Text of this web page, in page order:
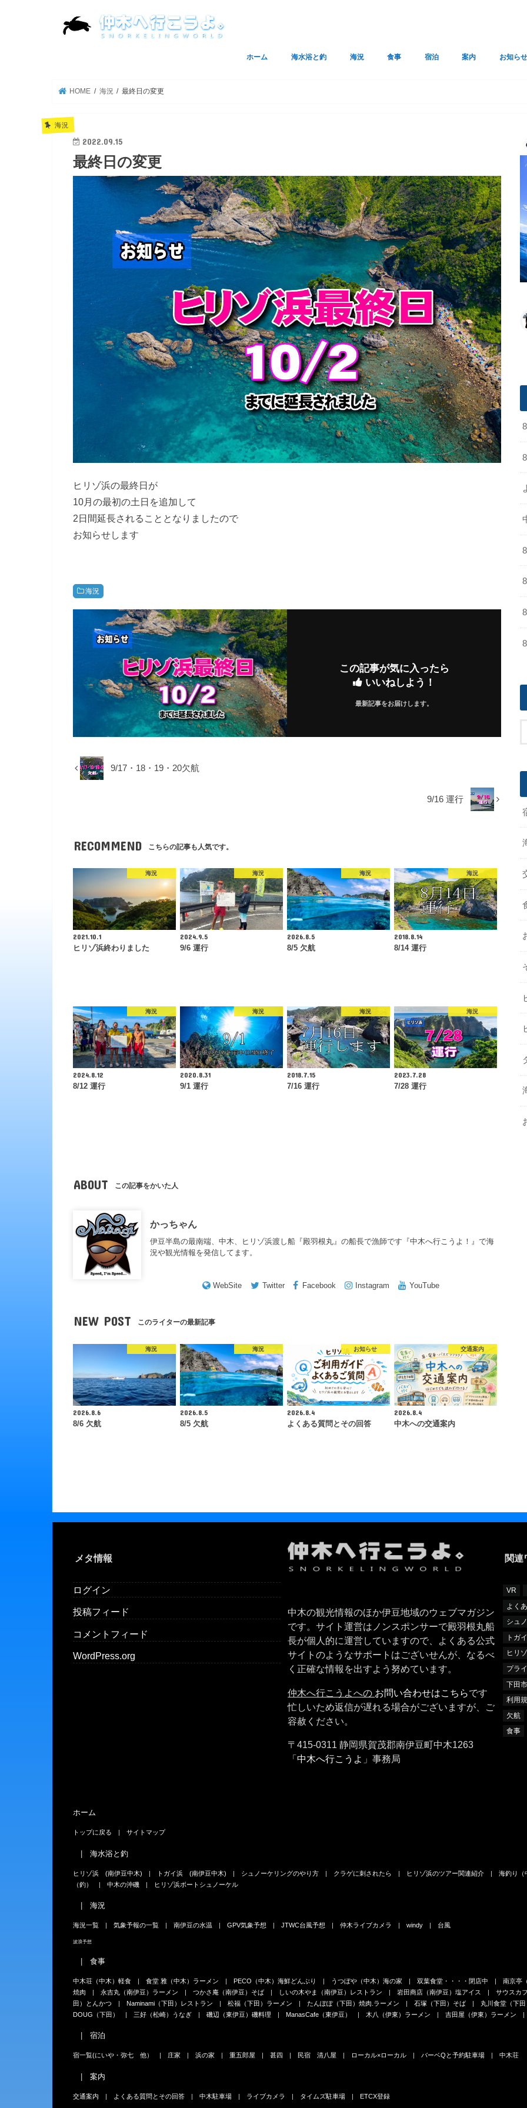
ホーム 海水浴と釣 海況 食事 宿泊 案内 お知らせ
HOME 海況 最終日の変更
海況
2022.09.15
最終日の変更
ヒリゾ浜の最終日が
10月の最初の土日を追加して
2日間延長されることとなりましたので
お知らせします
海況
この記事が気に入ったら
いいねしよう！
最新記事をお届けします。
9/17・18・19・20欠航
9/16 運行
RECOMMEND こちらの記事も人気です。
海況
2021.10.1
ヒリゾ浜終わりました
海況
2024.9.5
9/6 運行
海況
2026.8.5
8/5 欠航
海況
2018.8.14
8/14 運行
海況
2024.8.12
8/12 運行
海況
2020.8.31
9/1 運行
海況
2018.7.15
7/16 運行
海況
2023.7.28
7/28 運行
ABOUT この記事をかいた人
かっちゃん
伊豆半島の最南端、中木、ヒリゾ浜渡し船『殿羽根丸』の船長で漁師です『中木へ行こうよ！』で海
況や観光情報を発信してます。
WebSite Twitter Facebook Instagram YouTube
NEW POST このライターの最新記事
海況
2026.8.6
8/6 欠航
海況
2026.8.5
8/5 欠航
お知らせ
2026.8.4
よくある質問とその回答
交通案内
2026.8.4
中木への交通案内
メタ情報
ログイン
投稿フィード
コメントフィード
WordPress.org
中木の観光情報のほか伊豆地域のウェブマガジン
です。サイト運営はノンスポンサーで殿羽根丸船
長が個人的に運営していますので、よくある公式
サイトのようなサポートはございせんが、なるべ
く正確な情報を出すよう努めています。
仲木へ行こうよへの お問い合わせはこちらです
忙しいため返信が遅れる場合がございますが、ご
容赦ください。
〒415-0311 静岡県賀茂郡南伊豆町中木1263
「中木へ行こうよ 」事務局
関連
VR
よく
シュ
トガ
ヒリ
プラ
下田市
利用
欠航
食事
ホーム
トップに戻る サイトマップ
海水浴と釣
ヒリゾ浜 (南伊豆中木) トガイ浜 (南伊豆中木) シュノーケリングのやり方 クラゲに刺されたら ヒリゾ浜のツアー関連紹介
海釣り（
（釣）
中木の沖磯 ヒリゾ浜ボートシュノーケル
海況
海況一覧 気象予報の一覧 南伊豆の水温 GPV気象予想 JTWC台風予想 仲木ライブカメラ windy 台風
波浪予想
食事
中木荘（中木）軽食 食堂 雅（中木）ラーメン PECO（中木）海鮮どんぶり うつぼや（中木）海の家 双葉食堂・・・・閉店中
南京亭
焼肉
永吉丸（南伊豆）ラーメン つかさ庵（南伊豆）そば しいの木やま（南伊豆）レストラン 岩田商店（南伊豆）塩アイス
サウスカ
田）とんかつ
Naminami（下田）レストラン 松福（下田）ラーメン たんぽぽ（下田）焼肉.ラーメン 石塚（下田）そば
丸川食堂（下
DOUG（下田）
三好（松崎）うなぎ 磯辺（東伊豆）磯料理 ManasCafe（東伊豆） 木八（伊東）ラーメン 吉田屋（伊東）ラーメン
宿泊
宿一覧(にいや・弥七 他） 庄家 浜の家 重五郎屋 甚四 民宿 清八屋 ローカル×ローカル バーベQと予約駐車場 中木荘
案内
交通案内 よくある質問とその回答 中木駐車場 ライブカメラ タイムズ駐車場 ETCX登録